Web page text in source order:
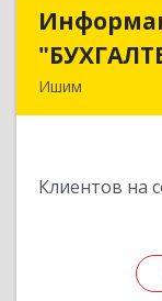
Ишим
Клиентов на